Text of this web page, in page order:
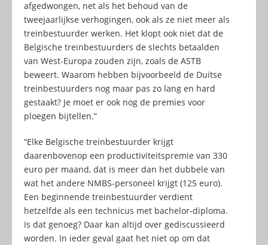
afgedwongen, net als het behoud van de
tweejaarlijkse verhogingen, ook als ze niet meer als
treinbestuurder werken. Het klopt ook niet dat de
Belgische treinbestuurders de slechts betaalden
van West-Europa zouden zijn, zoals de ASTB
beweert. Waarom hebben bijvoorbeeld de Duitse
treinbestuurders nog maar pas zo lang en hard
gestaakt? Je moet er ook nog de premies voor
ploegen bijtellen.”
“Elke Belgische treinbestuurder krijgt
daarenbovenop een productiviteitspremie van 330
euro per maand, dat is meer dan het dubbele van
wat het andere NMBS-personeel krijgt (125 euro).
Een beginnende treinbestuurder verdient
hetzelfde als een technicus met bachelor-diploma.
Is dat genoeg? Daar kan altijd over gediscussieerd
worden. In ieder geval gaat het niet op om dat